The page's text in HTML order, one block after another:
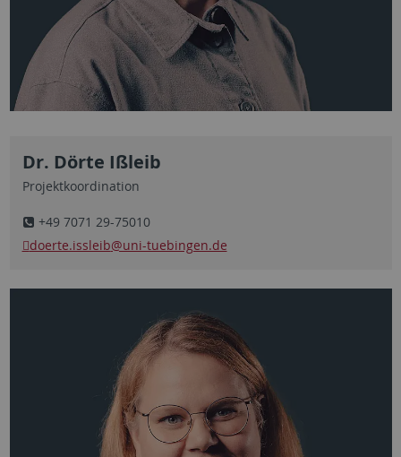
Dr. Dörte Ißleib
Projektkoordination
+49 7071 29-75010
doerte.issleib@uni-tuebingen.de